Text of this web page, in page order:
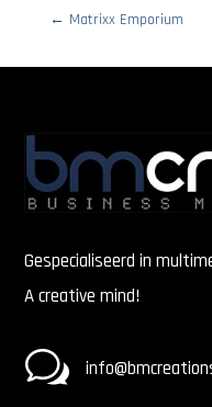
← Matrixx Emporium
Gespecialiseerd in
A creative mind!
w